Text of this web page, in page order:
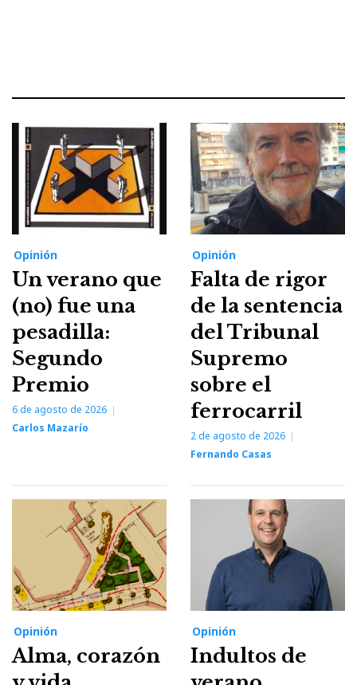
Opinión
Un verano que
(no) fue una
pesadilla:
Segundo
Premio
6 de agosto de 2026
Carlos Mazarío
Opinión
Falta de rigor
de la sentencia
del Tribunal
Supremo
sobre el
ferrocarril
2 de agosto de 2026
Fernando Casas
Opinión
Alma, corazón
Opinión
Indultos de